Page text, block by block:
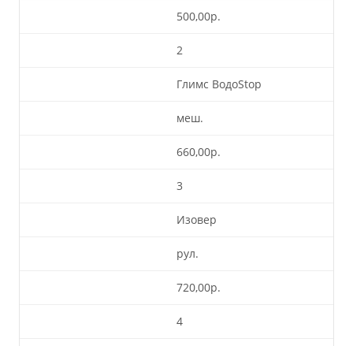
500,00р.
2
Глимс ВодоStop
меш.
660,00р.
3
Изовер
рул.
720,00р.
4